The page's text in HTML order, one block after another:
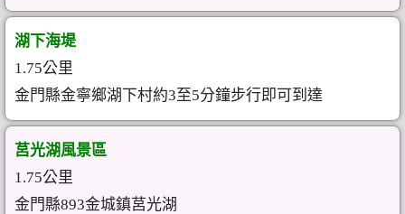
湖下海堤
1.75公里
金門縣金寧鄉湖下村約3至5分鐘步行即可到達
莒光湖風景區
1.75公里
金門縣893金城鎮莒光湖